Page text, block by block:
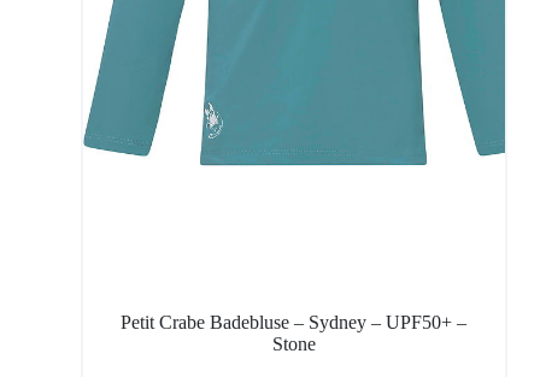
Petit Crabe Badebluse – Sydney – UPF50+ –
Stone